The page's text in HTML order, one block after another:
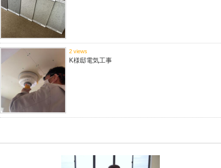
2 views
K様邸電気工事